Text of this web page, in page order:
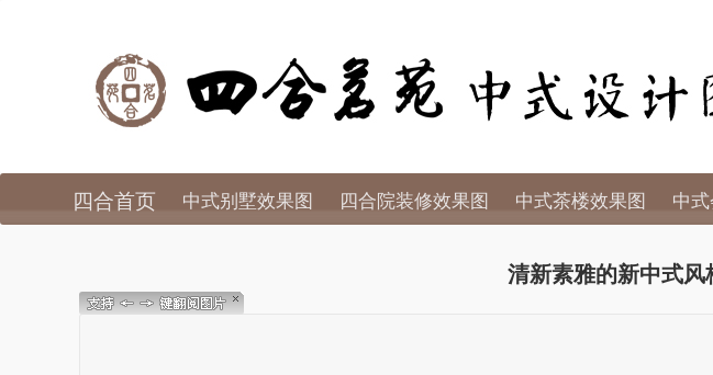
四合首页 中式别墅效果图 四合院装修效果图 中式茶楼效果图 中
清新素雅的新中式